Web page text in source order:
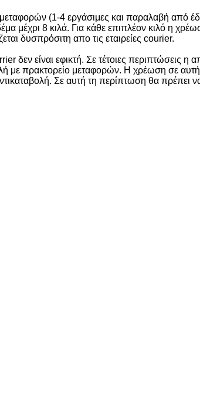
(1-4 εργάσιμες και παραλαβή από
μέχρι 8 κιλά. Για κάθε επιπλέον κιλό η
δυσπρόσιτη απο τις εταιρείες courier.
είναι εφικτή. Σε τέτοιες περιπτώσεις η
με πρακτορείο μεταφορών. Η χρέωση σε
Σε αυτή τη περίπτωση θα πρέπει